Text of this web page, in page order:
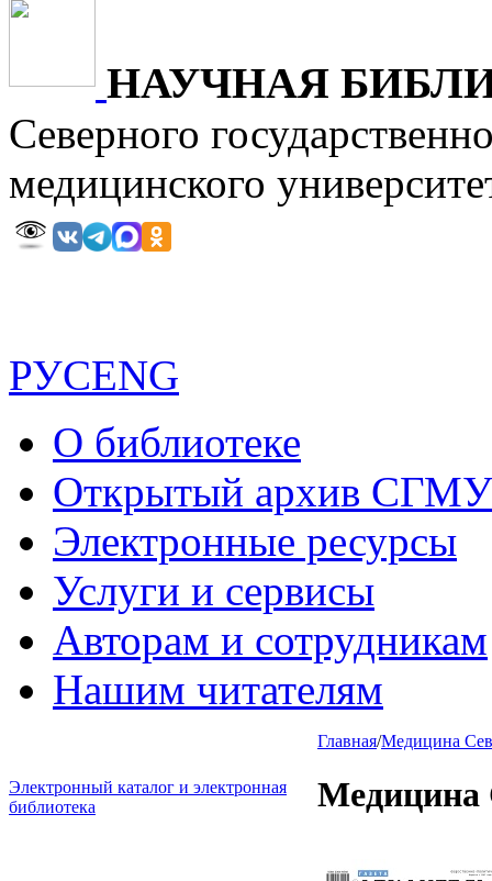
НАУЧНАЯ
Северного
медицинского
РУСENG
О библиотеке
Открытый архив СГМУ
Электронные ресурсы
Услуги и сервисы
Авторам и сотрудникам
Нашим читателям
Электронный каталог и электронная
библиотека
Главная/Медицина
Медицина